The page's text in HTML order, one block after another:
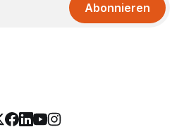
Abonnieren